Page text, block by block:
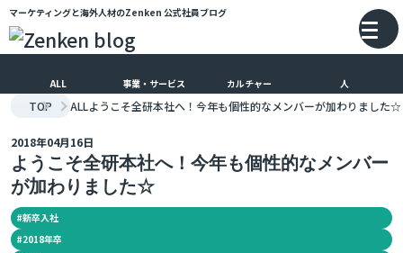
メインコンテンツにスキップ
マーケティングと海外人材のZenken 公式社員ブログ
ALL 事業・サービス カルチャー 人
TOP ALLようこそ全研本社へ！今年も個性的なメンバーが加わりました☆
ようこそ全研本社へ！今年も個性的なメンバー
が加わりました☆
2018年04月16日
#新卒入社
#2018年卒